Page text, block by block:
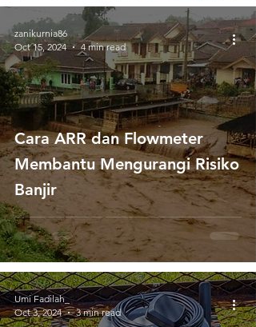
Cara ARR dan Flowmeter
Membantu Mengurangi Risiko
Banjir
zanikurnia86
Oct 15, 2024
4 min read
Umi Fadilah_
Oct 3, 2024
3 min read